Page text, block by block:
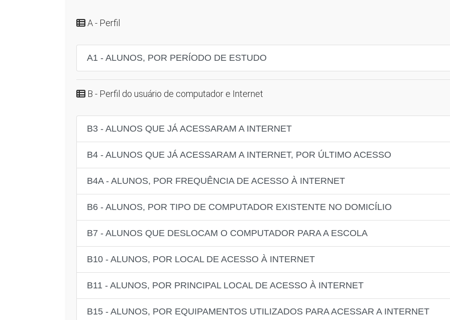
A - Perfil
A1 - ALUNOS, POR PERÍODO DE ESTUDO
B - Perfil do usuário de computador e Internet
B3 - ALUNOS QUE JÁ ACESSARAM A INTERNET
B4 - ALUNOS QUE JÁ ACESSARAM A INTERNET, POR ÚLTIMO ACESSO
B4A - ALUNOS, POR FREQUÊNCIA DE ACESSO À INTERNET
B6 - ALUNOS, POR TIPO DE COMPUTADOR EXISTENTE NO DOMICÍLIO
B7 - ALUNOS QUE DESLOCAM O COMPUTADOR PARA A ESCOLA
B10 - ALUNOS, POR LOCAL DE ACESSO À INTERNET
B11 - ALUNOS, POR PRINCIPAL LOCAL DE ACESSO À INTERNET
B15 - ALUNOS, POR EQUIPAMENTOS UTILIZADOS PARA ACESSAR A INTERNET